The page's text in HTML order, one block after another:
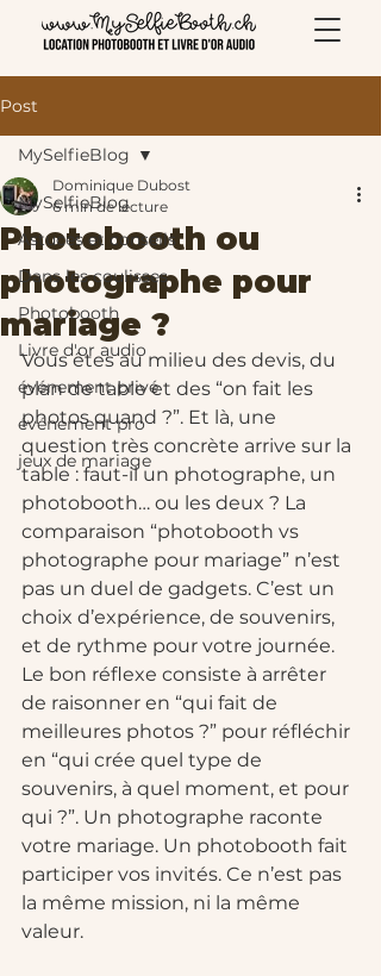
Post
MySelfieBlog
Astuces et conseils
Dans les coulisses
Photobooth
Livre d'or audio
événement privé
événement pro
jeux de mariage
MySelfieBlog
Photobooth ou
photographe pour
mariage ?
Dominique Dubost
6 min de lecture
Vous êtes au milieu des devis, du
plan de table et des “on fait les
photos quand ?”. Et là, une
question très concrète arrive sur la
table : faut-il un photographe, un
photobooth… ou les deux ? La
comparaison “photobooth vs
photographe pour mariage” n’est
pas un duel de gadgets. C’est un
choix d’expérience, de souvenirs,
et de rythme pour votre journée.
Le bon réflexe consiste à arrêter
de raisonner en “qui fait de
meilleures photos ?” pour réfléchir
en “qui crée quel type de
souvenirs, à quel moment, et pour
qui ?”. Un photographe raconte
votre mariage. Un photobooth fait
participer vos invités. Ce n’est pas
la même mission, ni la même
valeur.